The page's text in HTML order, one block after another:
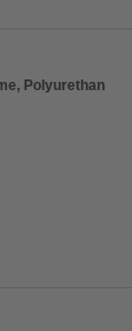
Polyurethan